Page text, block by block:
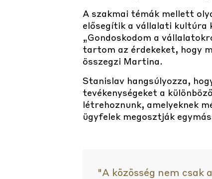
A szakmai témák mellett
elősegítik a vállalati kultúra
„Gondoskodom a
tartom az érdekeket, hogy
összegzi Martina.
Stanislav hangsúlyozza,
tevékenységeket a
létrehoznunk, amelyeknek
ügyfelek megosztják
"A közösség nem